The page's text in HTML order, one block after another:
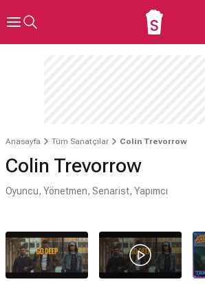
Anasayfa Tüm Sanatçılar Colin Trevorrow
Colin Trevorrow
Oyuncu, Yönetmen, Senarist, Yapımcı